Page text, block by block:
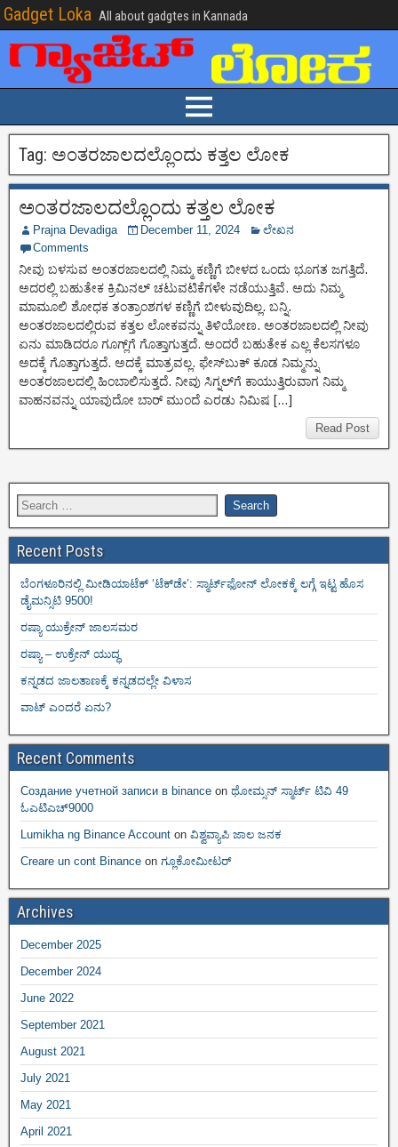
Gadget Loka All about gadgtes in Kannada
Tag: ಅಂತರಜಾಲದಲ್ಲೊಂದು ಕತ್ತಲ ಲೋಕ
ಅಂತರಜಾಲದಲ್ಲೊಂದು ಕತ್ತಲ ಲೋಕ
Prajna Devadiga December 11, 2024
ಲೇಖನ
Comments
ನೀವು ಬಳಸುವ ಅಂತರಜಾಲದಲ್ಲಿ ನಿಮ್ಮ ಕಣ್ಣಿಗೆ ಬೀಳದ ಒಂದು ಭೂಗತ ಜಗತ್ತಿದೆ.
ಅದರಲ್ಲಿ ಬಹುತೇಕ ಕ್ರಿಮಿನಲ್ ಚಟುವಟಿಕೆಗಳೇ ನಡೆಯುತ್ತಿವೆ. ಅದು ನಿಮ್ಮ
ಮಾಮೂಲಿ ಶೋಧಕ ತಂತ್ರಾಂಶಗಳ ಕಣ್ಣಿಗೆ ಬೀಳುವುದಿಲ್ಲ. ಬನ್ನಿ.
ಅಂತರಜಾಲದಲ್ಲಿರುವ ಕತ್ತಲ ಲೋಕವನ್ನು ತಿಳಿಯೋಣ. ಅಂತರಜಾಲದಲ್ಲಿ ನೀವು
ಏನು ಮಾಡಿದರೂ ಗೂಗ್ಲ್‌ಗೆ ಗೊತ್ತಾಗುತ್ತದೆ. ಅಂದರೆ ಬಹುತೇಕ ಎಲ್ಲ ಕೆಲಸಗಳೂ
ಅದಕ್ಕೆ ಗೊತ್ತಾಗುತ್ತದೆ. ಅದಕ್ಕೆ ಮಾತ್ರವಲ್ಲ. ಫೇಸ್‌ಬುಕ್ ಕೂಡ ನಿಮ್ಮನ್ನು
ಅಂತರಜಾಲದಲ್ಲಿ ಹಿಂಬಾಲಿಸುತ್ತದೆ. ನೀವು ಸಿಗ್ನಲ್‌ಗೆ ಕಾಯುತ್ತಿರುವಾಗ ನಿಮ್ಮ
ವಾಹನವನ್ನು ಯಾವುದೋ ಬಾರ್ ಮುಂದೆ ಎರಡು ನಿಮಿಷ […]
Read Post
Recent Posts
ಬೆಂಗಳೂರಿನಲ್ಲಿ ಮೀಡಿಯಾಟೆಕ್‌ ‘ಟೆಕ್‌ಡೇ’: ಸ್ಮಾರ್ಟ್‌ಫೋನ್ ಲೋಕಕ್ಕೆ ಲಗ್ಗೆ ಇಟ್ಟ ಹೊಸ
ಡೈಮನ್ಸಿಟಿ 9500!
ರಷ್ಯಾ ಯುಕ್ರೇನ್ ಜಾಲಸಮರ
ರಷ್ಯಾ – ಉಕ್ರೇನ್ ಯುದ್ಧ
ಕನ್ನಡದ ಜಾಲತಾಣಕ್ಕೆ ಕನ್ನಡದಲ್ಲೇ ವಿಳಾಸ
ವಾಟ್ ಎಂದರೆ ಏನು?
Recent Comments
Создание учетной записи в binance on ಥೋಮ್ಸನ್ ಸ್ಮಾರ್ಟ್‌ ಟಿವಿ 49
ಓಎಟಿಎಚ್9000
Lumikha ng Binance Account on ವಿಶ್ವವ್ಯಾಪಿ ಜಾಲ ಜನಕ
Creare un cont Binance on ಗ್ಲೂಕೋಮೀಟರ್
Archives
December 2025
December 2024
June 2022
September 2021
August 2021
July 2021
May 2021
April 2021